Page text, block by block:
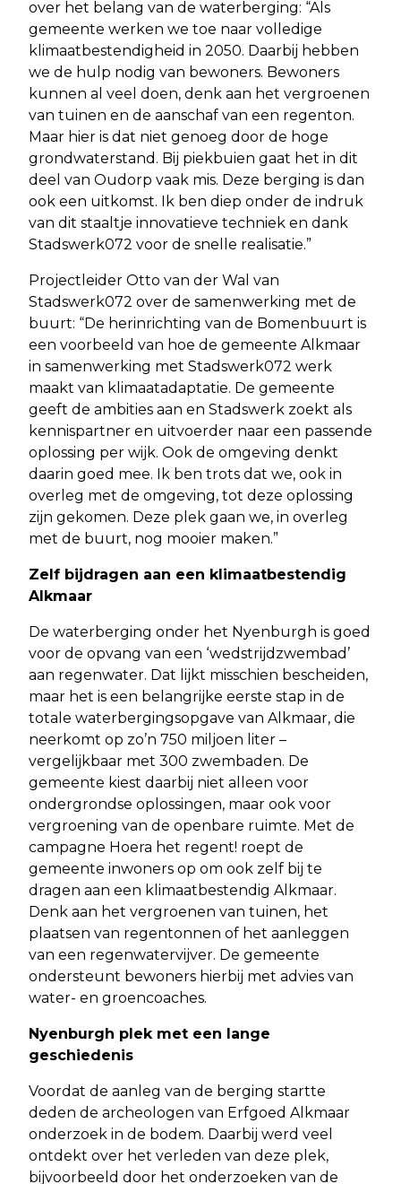
over het belang van de waterberging: “Als
gemeente werken we toe naar volledige
klimaatbestendigheid in 2050. Daarbij hebben
we de hulp nodig van bewoners. Bewoners
kunnen al veel doen, denk aan het vergroenen
van tuinen en de aanschaf van een regenton.
Maar hier is dat niet genoeg door de hoge
grondwaterstand. Bij piekbuien gaat het in dit
deel van Oudorp vaak mis. Deze berging is dan
ook een uitkomst. Ik ben diep onder de indruk
van dit staaltje innovatieve techniek en dank
Stadswerk072 voor de snelle realisatie.”
Projectleider Otto van der Wal van
Stadswerk072 over de samenwerking met de
buurt: “De herinrichting van de Bomenbuurt is
een voorbeeld van hoe de gemeente Alkmaar
in samenwerking met Stadswerk072 werk
maakt van klimaatadaptatie. De gemeente
geeft de ambities aan en Stadswerk zoekt als
kennispartner en uitvoerder naar een passende
oplossing per wijk. Ook de omgeving denkt
daarin goed mee. Ik ben trots dat we, ook in
overleg met de omgeving, tot deze oplossing
zijn gekomen. Deze plek gaan we, in overleg
met de buurt, nog mooier maken.”
Zelf bijdragen aan een klimaatbestendig
Alkmaar
De waterberging onder het Nyenburgh is goed
voor de opvang van een ‘wedstrijdzwembad’
aan regenwater. Dat lijkt misschien bescheiden,
maar het is een belangrijke eerste stap in de
totale waterbergingsopgave van Alkmaar, die
neerkomt op zo’n 750 miljoen liter –
vergelijkbaar met 300 zwembaden. De
gemeente kiest daarbij niet alleen voor
ondergrondse oplossingen, maar ook voor
vergroening van de openbare ruimte. Met de
campagne Hoera het regent! roept de
gemeente inwoners op om ook zelf bij te
dragen aan een klimaatbestendig Alkmaar.
Denk aan het vergroenen van tuinen, het
plaatsen van regentonnen of het aanleggen
van een regenwatervijver. De gemeente
ondersteunt bewoners hierbij met advies van
water- en groencoaches.
Nyenburgh plek met een lange
geschiedenis
Voordat de aanleg van de berging startte
deden de archeologen van Erfgoed Alkmaar
onderzoek in de bodem. Daarbij werd veel
ontdekt over het verleden van deze plek,
bijvoorbeeld door het onderzoeken van de